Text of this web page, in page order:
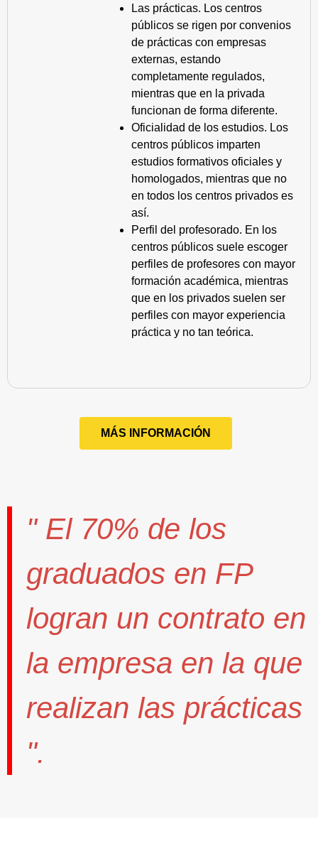
Las prácticas. Los centros
públicos se rigen por convenios
de prácticas con empresas
externas, estando
completamente regulados,
mientras que en la privada
funcionan de forma diferente.
Oficialidad de los estudios. Los
centros públicos imparten
estudios formativos oficiales y
homologados, mientras que no
en todos los centros privados es
así.
Perfil del profesorado. En los
centros públicos suele escoger
perfiles de profesores con mayor
formación académica, mientras
que en los privados suelen ser
perfiles con mayor experiencia
práctica y no tan teórica.
MÁS INFORMACIÓN
" El 70% de los
graduados en FP
logran un contrato en
la empresa en la que
realizan las prácticas
".